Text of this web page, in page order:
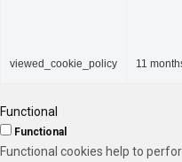
viewed_cookie_policy 11
Functional
Functional
Functional cookies help to